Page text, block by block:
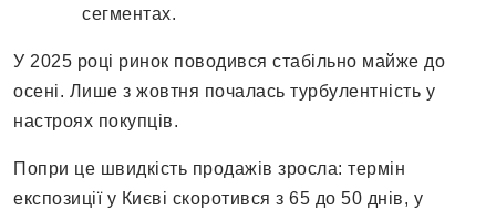
сегментах.
У 2025 році ринок поводився стабільно майже до
осені. Лише з жовтня почалась турбулентність у
настроях покупців.
Попри це швидкість продажів зросла: термін
експозиції у Києві скоротився з 65 до 50 днів, у